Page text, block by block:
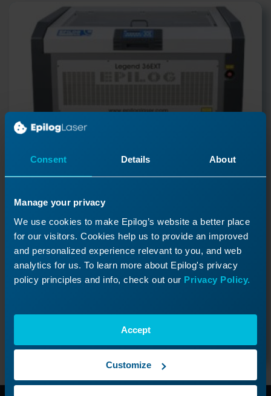
Consent Details About
Manage your privacy
We use cookies to make Epilog’s website a better place
for our visitors. Cookies help us to provide an improved
and personalized experience relevant to you, and web
analytics for us. To learn more about Epilog's privacy
policy principles and info, check out our Privacy Policy.
Accept
Customize
Vervanging van de
reductieriemschijf - Legend
In dit artikel leg ik uit hoe je de reductieriemschijf
van de Legend vervangt.
Volgende les